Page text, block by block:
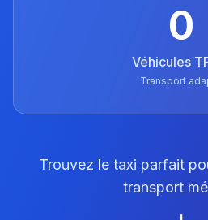
0
Véhicules
Transport
Trouvez le taxi parfait
transport